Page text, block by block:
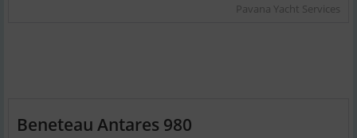
Pavana Yacht Services
Beneteau Antares 980